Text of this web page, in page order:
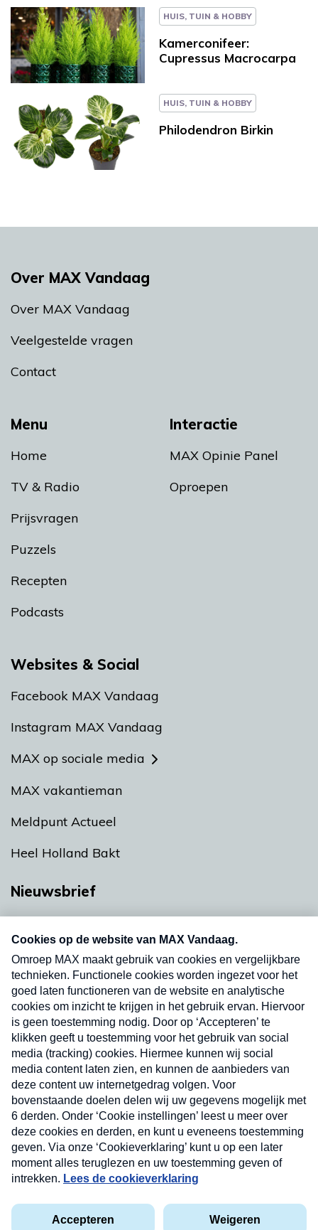
HUIS, TUIN & HOBBY
Kamerconifeer:
Cupressus Macrocarpa
HUIS, TUIN & HOBBY
Philodendron Birkin
Menu
Home
TV & Radio
Prijsvragen
Puzzels
Recepten
Podcasts
Interactie
MAX Opinie Panel
Oproepen
Over MAX Vandaag
Over MAX Vandaag
Veelgestelde vragen
Contact
Websites & Social
Facebook MAX Vandaag
Instagram MAX Vandaag
MAX op sociale media
MAX vakantieman
Meldpunt Actueel
Heel Holland Bakt
Nieuwsbrief
nieuwsbrief. Elke vrijdag- en dinsdagochtend in
uw mailbox.
Verzend
Privacyverklaring
Cookieverklaring
Nieuwsbrief
Neem hier een gratis abonnement op onze
nieuwsbrief. Elke vrijdag- en dinsdagochtend in uw